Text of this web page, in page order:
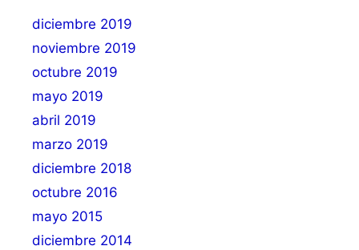
diciembre 2019
noviembre 2019
octubre 2019
mayo 2019
abril 2019
marzo 2019
diciembre 2018
octubre 2016
mayo 2015
diciembre 2014